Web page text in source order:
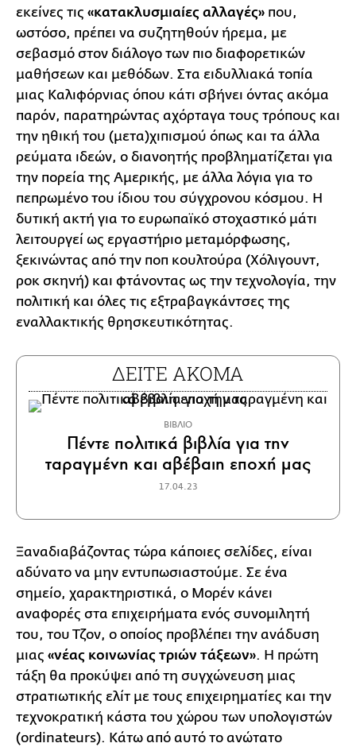
εκείνες τις «κατακλυσμιαίες αλλαγές» που,
ωστόσο, πρέπει να συζητηθούν ήρεμα, με
σεβασμό στον διάλογο των πιο διαφορετικών
μαθήσεων και μεθόδων. Στα ειδυλλιακά τοπία
μιας Καλιφόρνιας όπου κάτι σβήνει όντας ακόμα
παρόν, παρατηρώντας αχόρταγα τους τρόπους και
την ηθική του (μετα)χιπισμού όπως και τα άλλα
ρεύματα ιδεών, ο διανοητής προβληματίζεται για
την πορεία της Αμερικής, με άλλα λόγια για το
πεπρωμένο του ίδιου του σύγχρονου κόσμου. Η
δυτική ακτή για το ευρωπαϊκό στοχαστικό μάτι
λειτουργεί ως εργαστήριο μεταμόρφωσης,
ξεκινώντας από την ποπ κουλτούρα (Χόλιγουντ,
ροκ σκηνή) και φτάνοντας ως την τεχνολογία, την
πολιτική και όλες τις εξτραβαγκάντσες της
εναλλακτικής θρησκευτικότητας.
ΔΕΙΤΕ ΑΚΟΜΑ
ΒΙΒΛΙΟ
Πέντε πολιτικά βιβλία για την
ταραγμένη και αβέβαιη εποχή μας
17.04.23
Ξαναδιαβάζοντας τώρα κάποιες σελίδες, είναι
αδύνατο να μην εντυπωσιαστούμε. Σε ένα
σημείο, χαρακτηριστικά, ο Μορέν κάνει
αναφορές στα επιχειρήματα ενός συνομιλητή
του, του Τζον, ο οποίος προβλέπει την ανάδυση
μιας «νέας κοινωνίας τριών τάξεων». Η πρώτη
τάξη θα προκύψει από τη συγχώνευση μιας
στρατιωτικής ελίτ με τους επιχειρηματίες και την
τεχνοκρατική κάστα του χώρου των υπολογιστών
(ordinateurs). Κάτω από αυτό το ανώτατο